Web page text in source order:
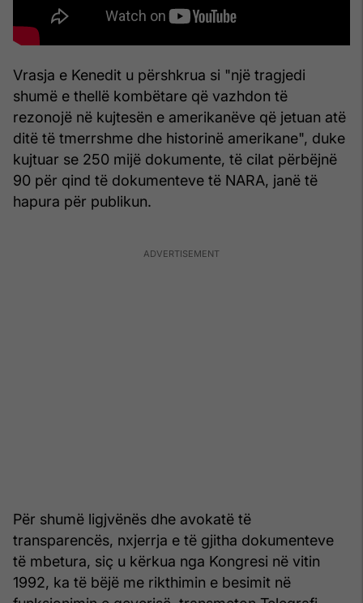
Vrasja e Kenedit u përshkrua si "një tragjedi
shumë e thellë kombëtare që vazhdon të
rezonojë në kujtesën e amerikanëve që jetuan atë
ditë të tmerrshme dhe historinë amerikane", duke
kujtuar se 250 mijë dokumente, të cilat përbëjnë
90 për qind të dokumenteve të NARA, janë të
hapura për publikun.
Për shumë ligjvënës dhe avokatë të
transparencës, nxjerrja e të gjitha dokumenteve
të mbetura, siç u kërkua nga Kongresi në vitin
1992, ka të bëjë me rikthimin e besimit në